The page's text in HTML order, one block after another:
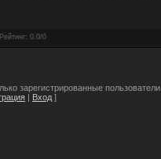
Рейтинг: 0.0/0
зарегистрированные пользователи.
| Вход ]